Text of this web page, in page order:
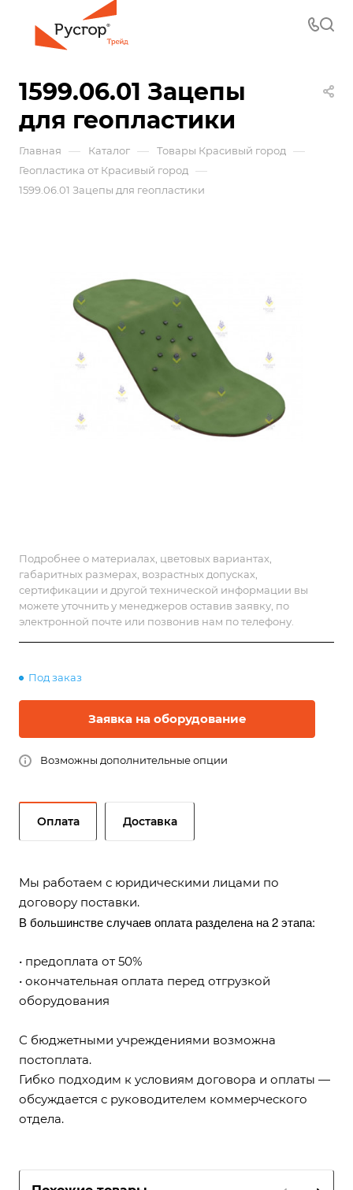
1599.06.01 Зацепы
для геопластики
Главная — Каталог — Товары Красивый город —
Геопластика от Красивый город —
1599.06.01 Зацепы для геопластики
Подробнее о материалах, цветовых вариантах,
габаритных размерах, возрастных допусках,
сертификации и другой технической информации вы
можете уточнить у менеджеров оставив заявку, по
электронной почте или позвонив нам по телефону.
Под заказ
Заявка на оборудование
Возможны дополнительные опции
Оплата Доставка
Мы работаем с юридическими лицами по
договору поставки.
В большинстве случаев оплата разделена на 2 этапа:
• предоплата от 50%
• окончательная оплата перед отгрузкой
оборудования
С бюджетными учреждениями возможна
постоплата.
Гибко подходим к условиям договора и оплаты —
обсуждается с руководителем коммерческого
отдела.